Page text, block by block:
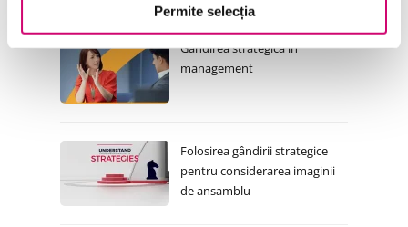
Permite selecția
Gândirea strategică în
management
Folosirea gândirii strategice
pentru considerarea imaginii
de ansamblu